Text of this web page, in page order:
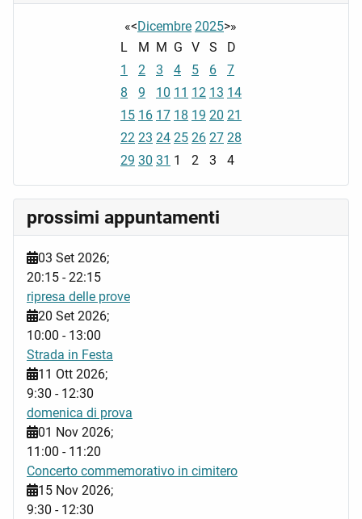
«<Dicembre 2025>»
L
M M G V S
D
1
2 3 4 5 6
7
8
9 10 11 12 13 14
15 16 17 18 19 20 21
22 23 24 25 26 27 28
29 30 31 1 2 3 4
prossimi appuntamenti
03 Set 2026;
20:15 -22:15
ripresa delle prove
20 Set 2026;
10:00 - 13:00
Strada in Festa
11 Ott 2026;
9:30 - 12:30
domenica di prova
01 Nov 2026;
11:00 - 11:20
Concerto commemorativo in cimitero
15 Nov 2026;
9:30 - 12:30